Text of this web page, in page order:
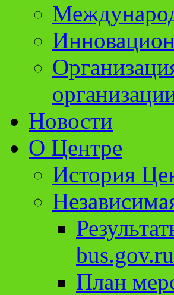
Новости
О Центре
История
bus.gov.ru
План